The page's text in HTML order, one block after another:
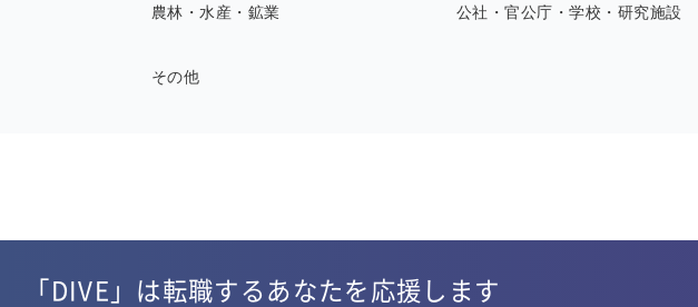
農林・水産・鉱業 公社・官公庁・学校・研究施設
その他
「DIVE」は転職するあなたを応援します